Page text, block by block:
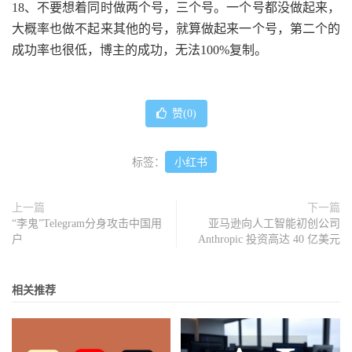
18、不要想着同时做两个号，三个号。一个号都没做起来，
大概率也做不起来其他的号，就算做起来一个号，第二个的
成功率也很低，博主的成功，无法100%复制。
赞(0)
标签： 小红书
上一篇
“李鬼”Telegram分身攻击中国用
户
下一篇
亚马逊向人工智能初创公司
Anthropic 投资高达 40 亿美元
相关推荐